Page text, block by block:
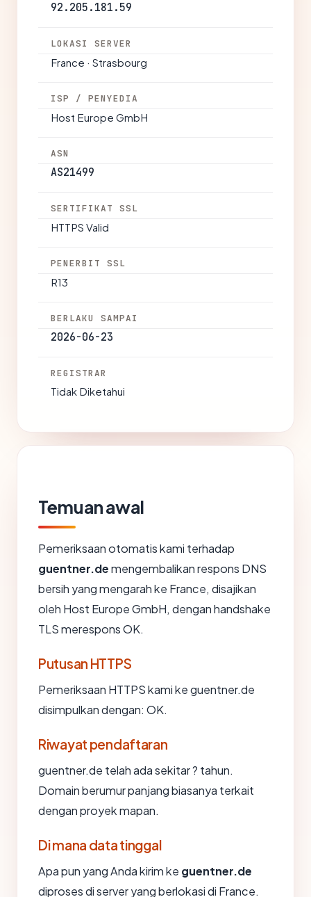
92.205.181.59
LOKASI SERVER
France · Strasbourg
ISP / PENYEDIA
Host Europe GmbH
ASN
AS21499
SERTIFIKAT SSL
HTTPS Valid
PENERBIT SSL
R13
BERLAKU SAMPAI
2026-06-23
REGISTRAR
Tidak Diketahui
Temuan awal
Pemeriksaan otomatis kami terhadap
guentner.demengembalikan respons DNS
bersih yang mengarah ke France, disajikan
oleh Host Europe GmbH, dengan handshake
TLS merespons OK.
Putusan HTTPS
Pemeriksaan HTTPS kami ke guentner.de
disimpulkan dengan: OK.
Riwayat pendaftaran
guentner.de telah ada sekitar ? tahun.
Domain berumur panjang biasanya terkait
dengan proyek mapan.
Di mana data tinggal
Apa pun yang Anda kirim ke guentner.de
diproses di server yang berlokasi di France.